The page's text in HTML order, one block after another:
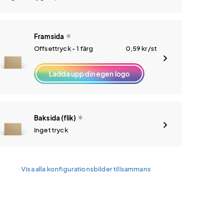
Framsida
Offsettryck - 1 färg
0,59 kr/st
Ladda upp din egen logo
Baksida (flik)
Inget tryck
Visa alla konfigurationsbilder tillsammans